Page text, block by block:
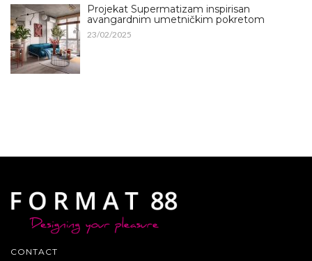
Projekat Supermatizam inspirisan
avangardnim umetničkim pokretom
23/02/2025
CONTACT